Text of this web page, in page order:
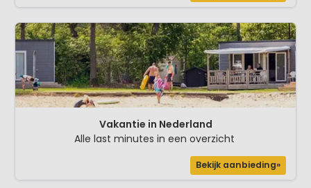
Vakantie in Nederland
Alle last minutes in een overzicht
Bekijk aanbieding»